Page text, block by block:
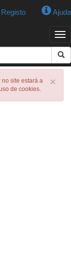
Registo Ajuda
×
no site estará a
de cookies.